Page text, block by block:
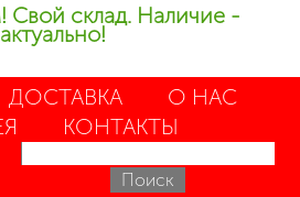
Свой склад. Наличие -
актуально!
ДОСТАВКА
О НАС
КОНТАКТЫ